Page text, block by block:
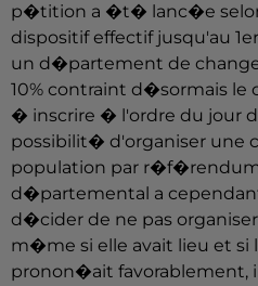
p�tition a �t� lanc�e
dispositif effectif jusqu'au
un d�partement de
10% contraint d�sormais
� inscrire � l'ordre du jour
possibilit� d'organiser une
population par
d�partemental a
d�cider de ne pas
m�me si elle avait lieu et si
pronon�ait favorablement,